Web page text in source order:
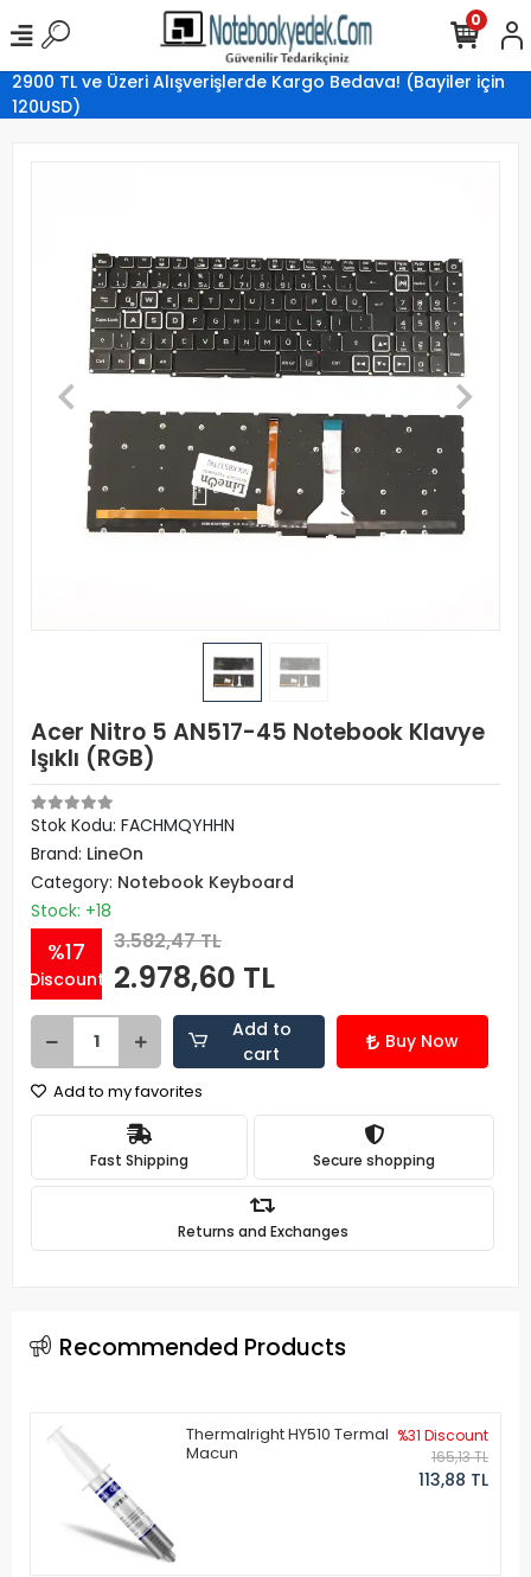
2900 TL ve Üzeri Alışverişlerde Kargo Bedava! (Bayiler için
120USD)
0
Acer Nitro 5 AN517-45 Notebook Klavye
Işıklı (RGB)
Stok Kodu: FACHMQYHHN
Brand: LineOn
Category: Notebook Keyboard
Stock: +18
%17
Discount
3.582,47 TL
2.978,60 TL
Add to
cart
Buy Now
Add to my favorites
Fast Shipping Secure shopping
Returns and Exchanges
Recommended Products
Thermalright HY510 Termal
Macun
%31 Discount
165,13 TL
113,88 TL